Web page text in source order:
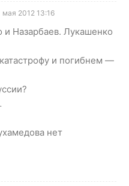
мая 2012 13:16
и Назарбаев. Лукашенко
и погибнем —
нет